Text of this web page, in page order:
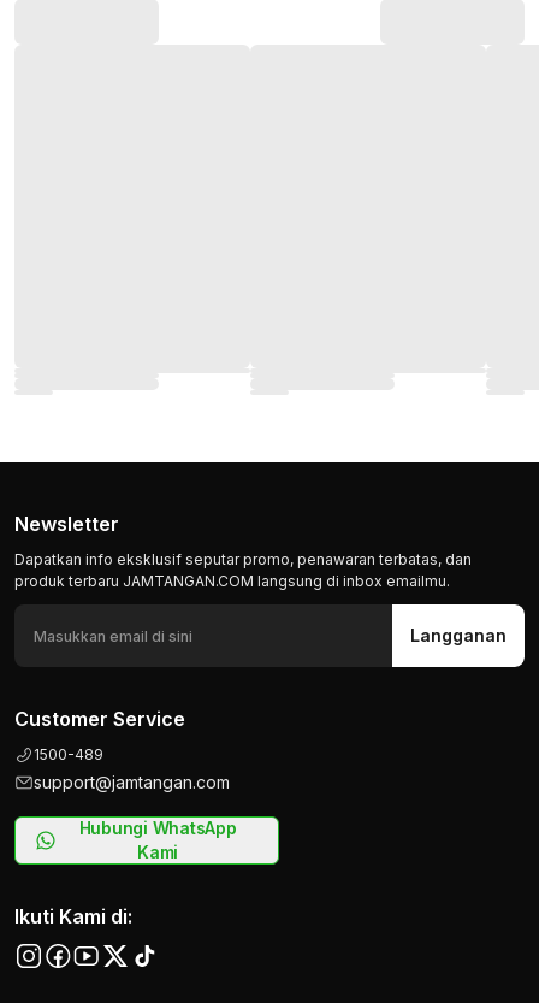
Newsletter
Dapatkan info eksklusif seputar promo, penawaran terbatas, dan
produk terbaru JAMTANGAN.COM langsung di inbox emailmu.
Langganan
Customer Service
1500-489
support@jamtangan.com
Hubungi WhatsApp
Kami
Ikuti Kami di: